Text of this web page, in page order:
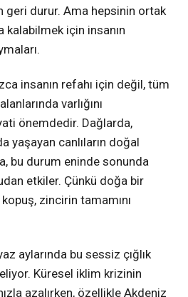
geri durur. Ama hepsinin ortak
kalabilmek için insanın
insanın refahı için değil, tüm
varlığını
önemdedir. Dağlarda,
yaşayan canlıların doğal
bu durum eninde sonunda
etkiler. Çünkü doğa bir
zincirin tamamını
aylarında bu sessiz çığlık
Küresel iklim krizinin
azalırken, özellikle Akdeniz